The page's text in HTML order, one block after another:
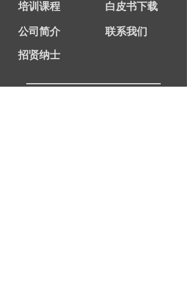
培训课程 白皮书下载
公司简介
联系我们
招贤纳士